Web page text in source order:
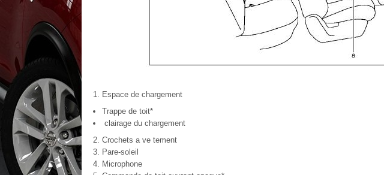
Espace de chargement
Trappe de toit*
clairage du chargement
Crochets a ve tement
Pare-soleil
Microphone